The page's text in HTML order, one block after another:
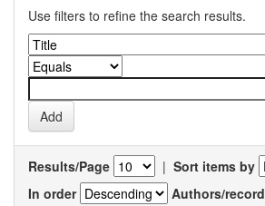
Use filters to refine the search results.
Results/Page | Sort items by
In order
Authors/record